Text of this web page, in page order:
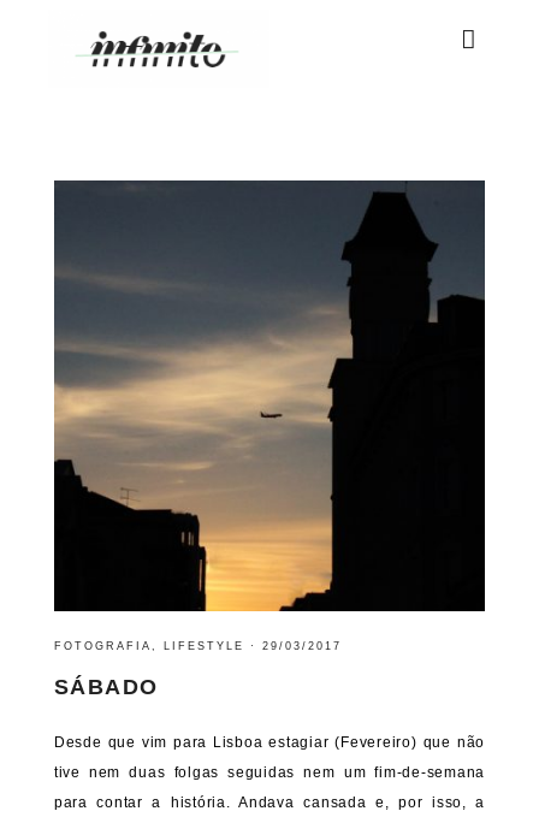
FOTOGRAFIA , LIFESTYLE · 29/03/2017
SÁBADO
Desde que vim para Lisboa estagiar (Fevereiro) que não
tive nem duas folgas seguidas nem um fim-de-semana
para contar a história. Andava cansada e, por isso, a